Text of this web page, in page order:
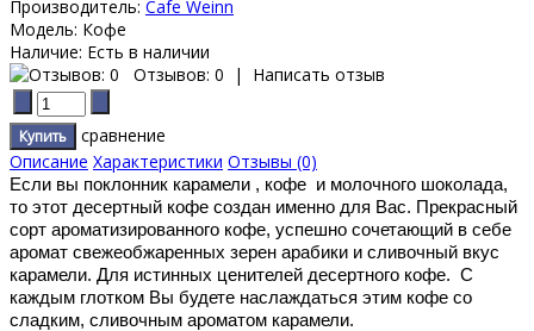
Производитель: Сafe Weinn
Модель: Кофе
Наличие: Есть в наличии
Отзывов: 0 | Написать отзыв
сравнение
Описание Характеристики Отзывы (0)
Если вы поклонник карамели , кофе и молочного шоколада,
то этот десертный кофе создан именно для Вас. Прекрасный
сорт ароматизированного кофе, успешно сочетающий в себе
аромат свежеобжаренных зерен арабики и сливочный вкус
карамели. Для истинных ценителей десертного кофе. С
каждым глотком Вы будете наслаждаться этим кофе со
сладким, сливочным ароматом карамели.